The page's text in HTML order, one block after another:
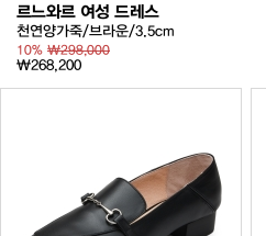
르느와르 여성 드레스
천연양가죽/브라운/3.5cm
10% ₩298,000
₩268,200